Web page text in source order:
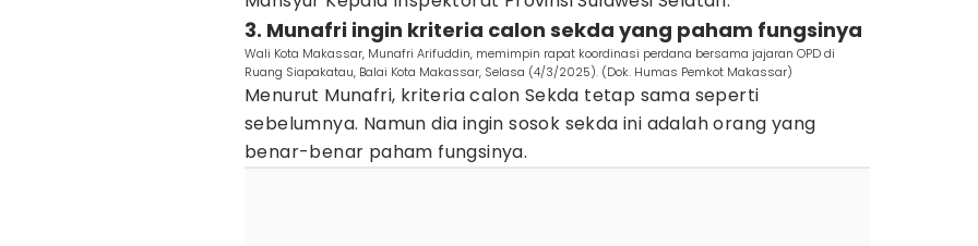
3. Munafri ingin kriteria calon sekda yang paham fungsinya
Wali Kota Makassar, Munafri Arifuddin, memimpin rapat koordinasi perdana bersama jajaran OPD di
Ruang Siapakatau, Balai Kota Makassar, Selasa (4/3/2025). (Dok. Humas Pemkot Makassar)
Menurut Munafri, kriteria calon Sekda tetap sama seperti
sebelumnya. Namun dia ingin sosok sekda ini adalah orang yang
benar-benar paham fungsinya.